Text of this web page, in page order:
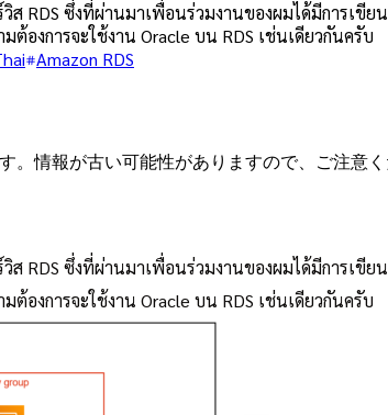
ส RDS ซึ่งที่ผ่านมาเพื่อนร่วมงานของผมได้มีการเขี
องการจะใช้งาน Oracle บน RDS เช่นเดียวกันครับ
Amazon RDS
情報が古い可能性がありますので、ご注意く
ส RDS ซึ่งที่ผ่านมาเพื่อนร่วมงานของผมได้มีการเขี
องการจะใช้งาน Oracle บน RDS เช่นเดียวกันครับ